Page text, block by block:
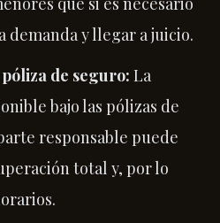
demanda y llegar a juicio.
de seguro: La
bajo las pólizas de
responsable puede
total y, por lo